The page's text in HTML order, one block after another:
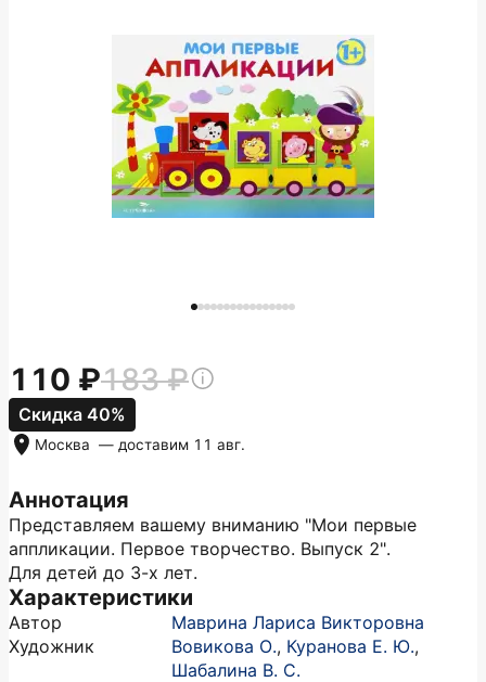
Аннотация
Представляем вашему вниманию "Мои первые
аппликации. Первое творчество. Выпуск 2".
Для детей до 3-х лет.
Характеристики
Автор
Маврина Лариса Викторовна
Художник
Вовикова О., Куранова Е. Ю.,
Шабалина В. С.
110 183
Скидка 40%
Москва — доставим 11 авг.